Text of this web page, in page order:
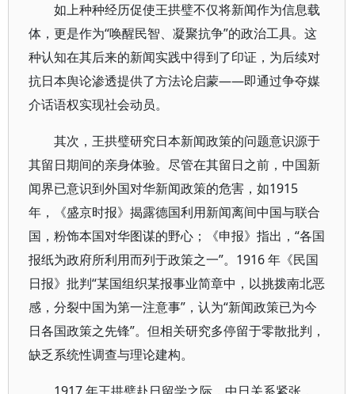
如上种种经历促使王拱璧不仅将新闻作为信息载
体，更是作为“唤醒民智、凝聚抗争”的政治工具。这
种认知在其后来的新闻实践中得到了印证，为后续对
抗日本舆论渗透提供了方法论启蒙——即通过争夺媒
介话语权实现社会动员。
其次，王拱璧研究日本新闻政策的问题意识源于
其留日期间的亲身体验。尽管在其留日之前，中国新
闻界已意识到外国对华新闻政策的危害，如1915
年，《盛京时报》揭露德国利用新闻离间中国与联合
国，粉饰本国对华图谋的野心；《申报》指出，“各国
报纸为政府所利用而列于政策之一”。1916 年《民国
日报》批判“某国组织某报事业简章中，以挑拨南北恶
感，分裂中国为第一注意事”，认为“新闻政策已为今
日各国政策之先锋”。但相关研究多停留于零散批判，
缺乏系统性调查与理论建构。